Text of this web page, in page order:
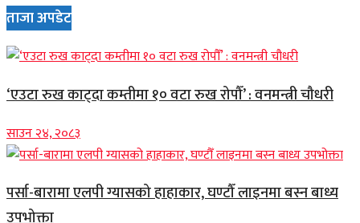
ताजा अपडेट
‘एउटा रुख काट्दा कम्तीमा १० वटा रुख रोपौँ’ : वनमन्त्री चौधरी
साउन २४, २०८३
पर्सा-बारामा एलपी ग्यासको हाहाकार, घण्टौँ लाइनमा बस्न बाध्य